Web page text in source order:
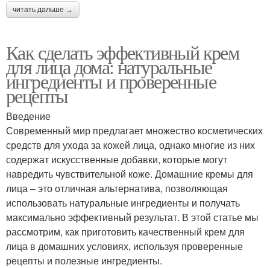
читать дальше →
Как сделать эффективный крем
для лица дома: натуральные
ингредиенты и проверенные
рецепты
Введение
Современный мир предлагает множество косметических
средств для ухода за кожей лица, однако многие из них
содержат искусственные добавки, которые могут
навредить чувствительной коже. Домашние кремы для
лица – это отличная альтернатива, позволяющая
использовать натуральные ингредиенты и получать
максимально эффективный результат. В этой статье мы
рассмотрим, как приготовить качественный крем для
лица в домашних условиях, используя проверенные
рецепты и полезные ингредиенты.